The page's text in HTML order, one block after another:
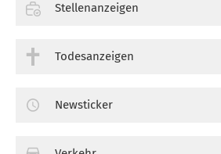
Stellenanzeigen
Todesanzeigen
Newsticker